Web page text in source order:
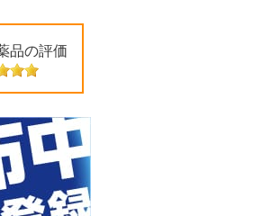
品の評価